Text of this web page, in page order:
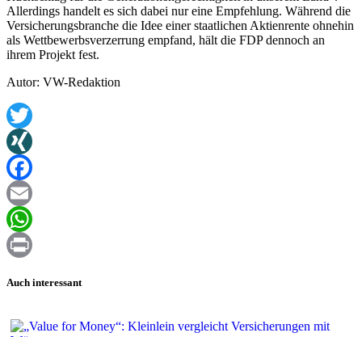
Allerdings handelt es sich dabei nur eine Empfehlung. Während die
Versicherungsbranche die Idee einer staatlichen Aktienrente ohnehin
als Wettbewerbsverzerrung empfand, hält die FDP dennoch an
ihrem Projekt fest.
Autor: VW-Redaktion
Twitter
XING
Facebook
Email
WhatsApp
Auch interessant